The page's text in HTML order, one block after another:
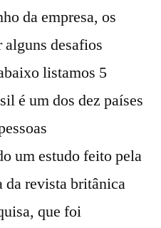
da empresa, os
alguns desafios
listamos 5
é um dos dez países
um estudo feito pela
da revista britânica
que foi